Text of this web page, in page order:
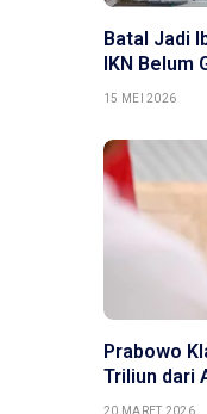
Batal Jadi
IKN Belum
15 MEI 2026
Prabowo
Triliun dari
20 MARET 2026